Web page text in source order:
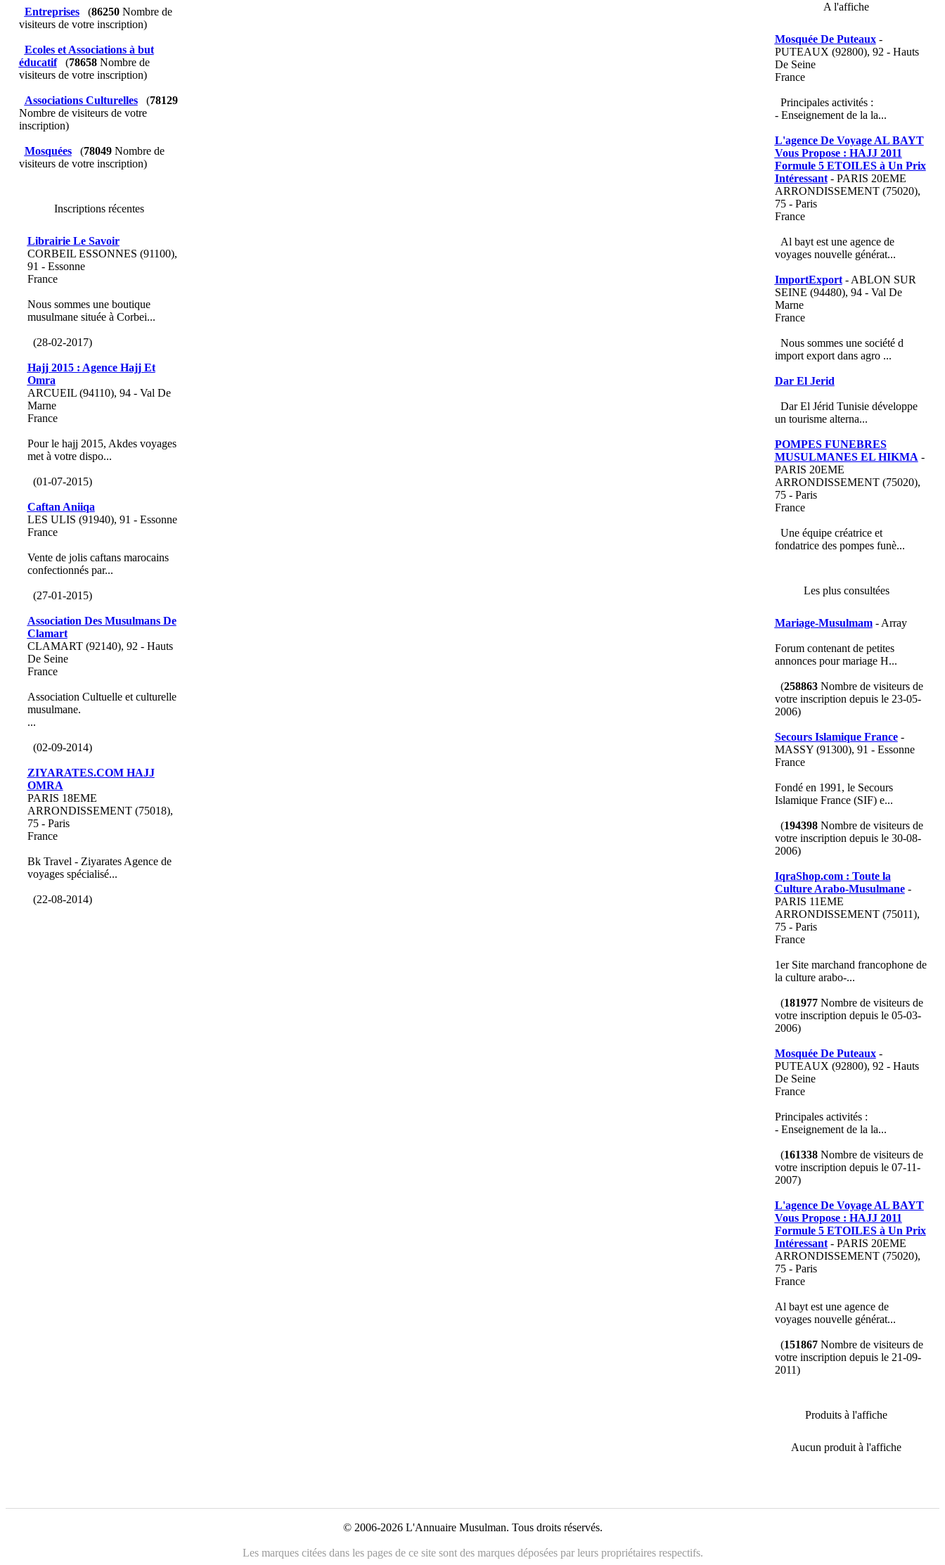
Entreprises (86250Nombre de
visiteurs de votre inscription)
Ecoles et Associations à but
éducatif
(78658Nombre de
visiteurs de votre inscription)
Associations Culturelles (78129
Nombre de visiteurs de votre
inscription)
Mosquées (78049Nombre de
visiteurs de votre inscription)
Inscriptions récentes
Librairie Le Savoir
CORBEIL ESSONNES (91100),
91 - Essonne
France
Nous sommes une boutique
musulmane située à Corbei...
(28-02-2017)
Hajj 2015 : Agence Hajj Et
Omra
ARCUEIL (94110), 94 - Val De
Marne
France
Pour le hajj 2015, Akdes voyages
met à votre dispo...
(01-07-2015)
Caftan Aniiqa
LES ULIS (91940), 91 - Essonne
France
Vente de jolis caftans marocains
confectionnés par...
(27-01-2015)
Association Des Musulmans De
Clamart
CLAMART (92140), 92 - Hauts
De Seine
France
Association Cultuelle et culturelle
musulmane.
...
(02-09-2014)
ZIYARATES.COM HAJJ
OMRA
PARIS 18EME
ARRONDISSEMENT (75018),
75 - Paris
France
Bk Travel - Ziyarates Agence de
voyages spécialisé...
(22-08-2014)
A l'affiche
Mosquée De Puteaux-
PUTEAUX (92800), 92 - Hauts
De Seine
France
Principales activités :
- Enseignement de la la...
L'agence De Voyage AL BAYT
Vous Propose : HAJJ 2011
Formule 5 ETOILES à Un Prix
Intéressant- PARIS 20EME
ARRONDISSEMENT (75020),
75 - Paris
France
Al bayt est une agence de
voyages nouvelle générat...
ImportExport- ABLON SUR
SEINE (94480), 94 - Val De
Marne
France
Nous sommes une société d
import export dans agro ...
Dar El Jerid
Dar El Jérid Tunisie développe
un tourisme alterna...
POMPES FUNEBRES
MUSULMANES EL HIKMA -
PARIS 20EME
ARRONDISSEMENT (75020),
75 - Paris
France
Une équipe créatrice et
fondatrice des pompes funè...
Les plus consultées
Mariage-Musulmam- Array
Forum contenant de petites
annonces pour mariage H...
(258863Nombre de visiteurs de
votre inscription depuis le 23-05-
2006)
Secours Islamique France-
MASSY (91300), 91 - Essonne
France
Fondé en 1991, le Secours
Islamique France (SIF) e...
(194398Nombre de visiteurs de
votre inscription depuis le 30-08-
2006)
IqraShop.com : Toute la
Culture Arabo-Musulmane-
PARIS 11EME
ARRONDISSEMENT (75011),
75 - Paris
France
1er Site marchand francophone de
la culture arabo-...
(181977Nombre de visiteurs de
votre inscription depuis le 05-03-
2006)
Mosquée De Puteaux-
PUTEAUX (92800), 92 - Hauts
De Seine
France
Principales activités :
- Enseignement de la la...
(161338Nombre de visiteurs de
votre inscription depuis le 07-11-
2007)
L'agence De Voyage AL BAYT
Vous Propose : HAJJ 2011
Formule 5 ETOILES à Un Prix
Intéressant- PARIS 20EME
ARRONDISSEMENT (75020),
75 - Paris
France
Al bayt est une agence de
voyages nouvelle générat...
(151867Nombre de visiteurs de
votre inscription depuis le 21-09-
2011)
Produits à l'affiche
Aucun produit à l'affiche
© 2006-2026 L'Annuaire Musulman. Tous droits réservés.
Les marques citées dans les pages de ce site sont des marques déposées par leurs propriétaires respectifs.